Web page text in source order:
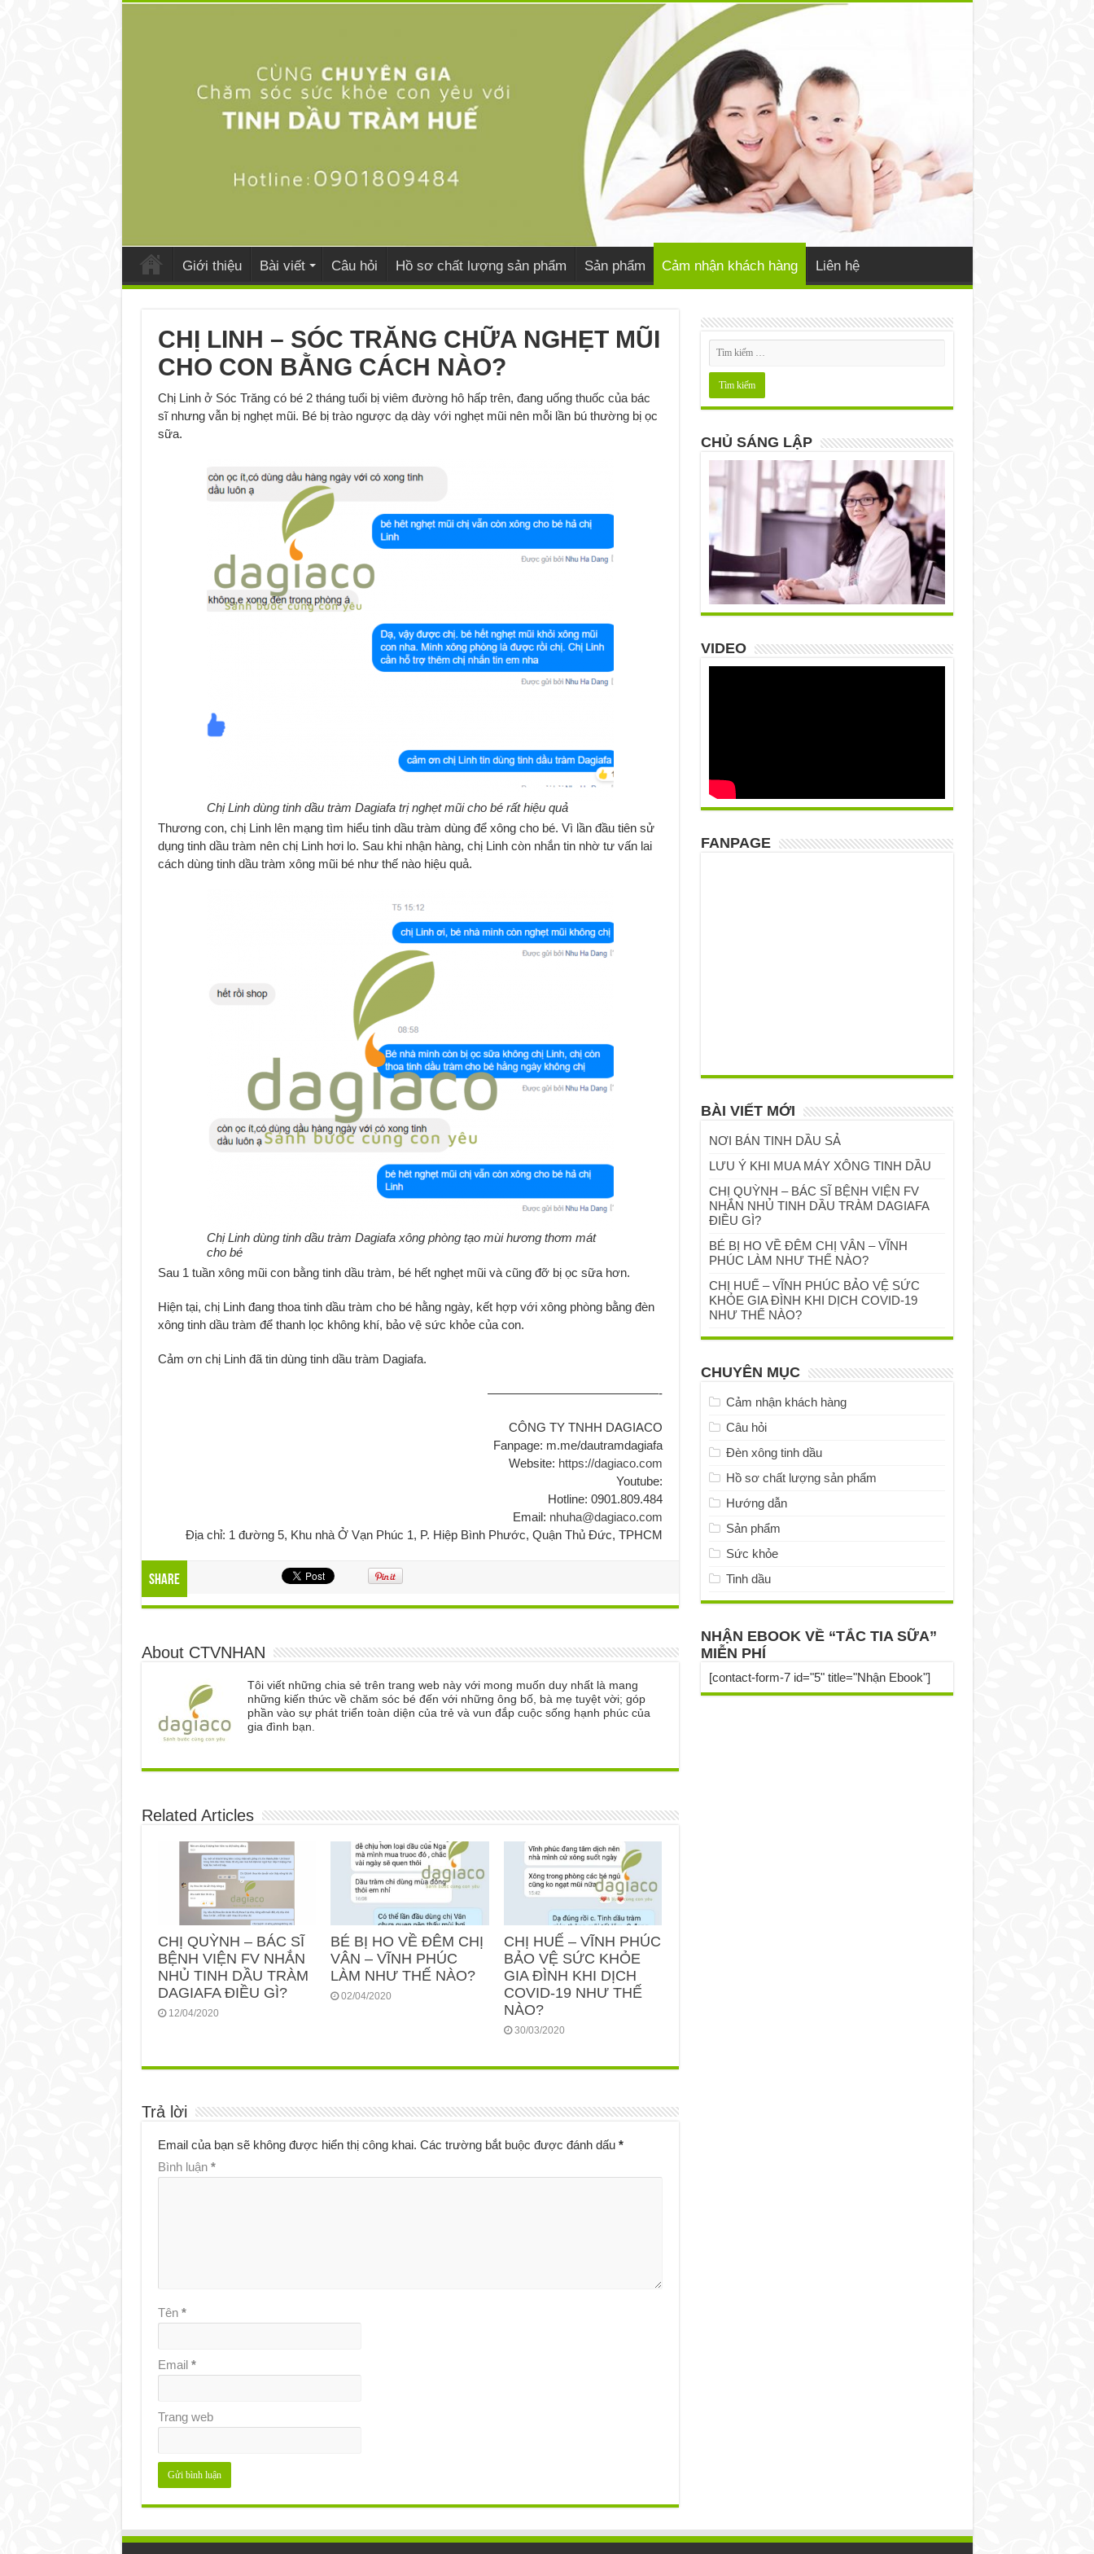
Giới thiệu Bài viết Câu hỏi Hồ sơ chất lượng sản phẩm Sản phẩm Cảm nhận khách hàng Liên hệ
CHỊ LINH – SÓC TRĂNG CHỮA NGHẸT MŨI
CHO CON BẰNG CÁCH NÀO?
Chị Linh ở Sóc Trăng có bé 2 tháng tuổi bị viêm đường hô hấp trên, đang uống thuốc của bác
sĩ nhưng vẫn bị nghẹt mũi. Bé bị trào ngược dạ dày với nghẹt mũi nên mỗi lần bú thường bị ọc
sữa.
Chị Linh dùng tinh dầu tràm Dagiafa trị nghẹt mũi cho bé rất hiệu quả
Thương con, chị Linh lên mạng tìm hiểu tinh dầu tràm dùng để xông cho bé. Vì lần đầu tiên sử
dụng tinh dầu tràm nên chị Linh hơi lo. Sau khi nhận hàng, chị Linh còn nhắn tin nhờ tư vấn lai
cách dùng tinh dầu tràm xông mũi bé như thế nào hiệu quả.
Chị Linh dùng tinh dầu tràm Dagiafa xông phòng tạo mùi hương thơm mát
cho bé
Sau 1 tuần xông mũi con bằng tinh dầu tràm, bé hết nghẹt mũi và cũng đỡ bị ọc sữa hơn.
Hiện tại, chị Linh đang thoa tinh dầu tràm cho bé hằng ngày, kết hợp với xông phòng bằng đèn
xông tinh dầu tràm để thanh lọc không khí, bảo vệ sức khỏe của con.
Cảm ơn chị Linh đã tin dùng tinh dầu tràm Dagiafa.
——————————————-
CÔNG TY TNHH DAGIACO
Fanpage: m.me/dautramdagiafa
Website: https://dagiaco.com
Youtube:
Hotline: 0901.809.484
Email: nhuha@dagiaco.com
Địa chỉ: 1 đường 5, Khu nhà Ở Vạn Phúc 1, P. Hiệp Bình Phước, Quận Thủ Đức, TPHCM
Share
About CTVNHAN
Tôi viết những chia sẻ trên trang web này với mong muốn duy nhất là mang
những kiến thức về chăm sóc bé đến với những ông bố, bà mẹ tuyệt vời; góp
phần vào sự phát triển toàn diện của trẻ và vun đắp cuộc sống hạnh phúc của
gia đình bạn.
Related Articles
CHỊ QUỲNH – BÁC SĨ
BỆNH VIỆN FV NHẮN
NHỦ TINH DẦU TRÀM
DAGIAFA ĐIỀU GÌ?
12/04/2020
BÉ BỊ HO VỀ ĐÊM CHỊ
VÂN – VĨNH PHÚC
LÀM NHƯ THẾ NÀO?
02/04/2020
CHỊ HUẾ – VĨNH PHÚC
BẢO VỆ SỨC KHỎE
GIA ĐÌNH KHI DỊCH
COVID-19 NHƯ THẾ
NÀO?
30/03/2020
Trả lời
Email của bạn sẽ không được hiển thị công khai. Các trường bắt buộc được đánh dấu *
Bình luận *
Tên *
Email *
Trang web
CHỦ SÁNG LẬP
VIDEO
FANPAGE
BÀI VIẾT MỚI
NƠI BÁN TINH DẦU SẢ
LƯU Ý KHI MUA MÁY XÔNG TINH DẦU
CHỊ QUỲNH – BÁC SĨ BỆNH VIỆN FV
NHẮN NHỦ TINH DẦU TRÀM DAGIAFA
ĐIỀU GÌ?
BÉ BỊ HO VỀ ĐÊM CHỊ VÂN – VĨNH
PHÚC LÀM NHƯ THẾ NÀO?
CHỊ HUẾ – VĨNH PHÚC BẢO VỆ SỨC
KHỎE GIA ĐÌNH KHI DỊCH COVID-19
NHƯ THẾ NÀO?
CHUYÊN MỤC
Cảm nhận khách hàng
Câu hỏi
Đèn xông tinh dầu
Hồ sơ chất lượng sản phẩm
Hướng dẫn
Sản phẩm
Sức khỏe
Tinh dầu
NHẬN EBOOK VỀ “TẮC TIA SỮA”
MIỄN PHÍ
[contact-form-7 id="5" title="Nhận Ebook"]